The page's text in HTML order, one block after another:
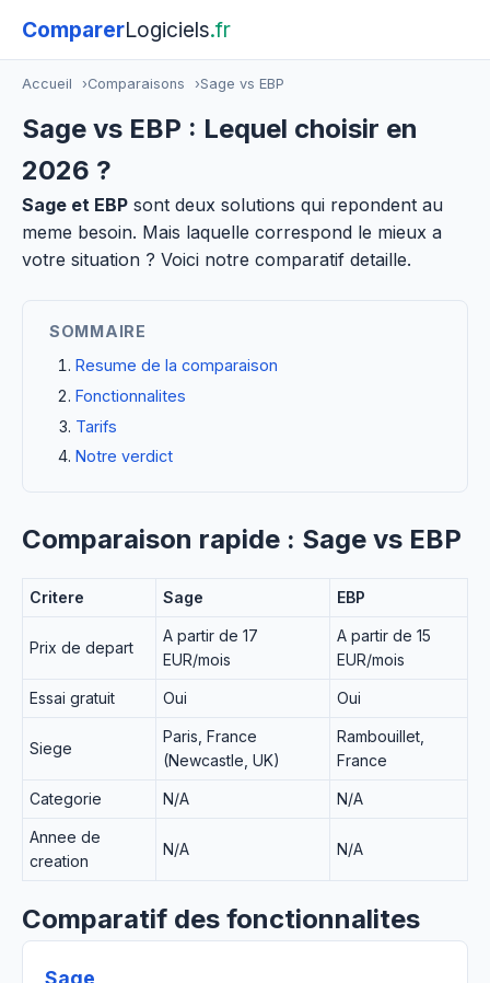
ComparerLogiciels.fr
Accueil Comparaisons Sage vs EBP
Sage vs EBP : Lequel choisir en
2026 ?
Sage et EBP sont deux solutions qui repondent au
meme besoin. Mais laquelle correspond le mieux a
votre situation ? Voici notre comparatif detaille.
SOMMAIRE
Resume de la comparaison
Fonctionnalites
Tarifs
Notre verdict
Comparaison rapide : Sage vs EBP
Critere Sage EBP
Prix de depart
A partir de 17
EUR/mois
A partir de 15
EUR/mois
Essai gratuit Oui Oui
Siege
Paris, France
(Newcastle, UK)
Rambouillet,
France
Categorie N/A N/A
Annee de
creation
N/A N/A
Comparatif des fonctionnalites
Sage